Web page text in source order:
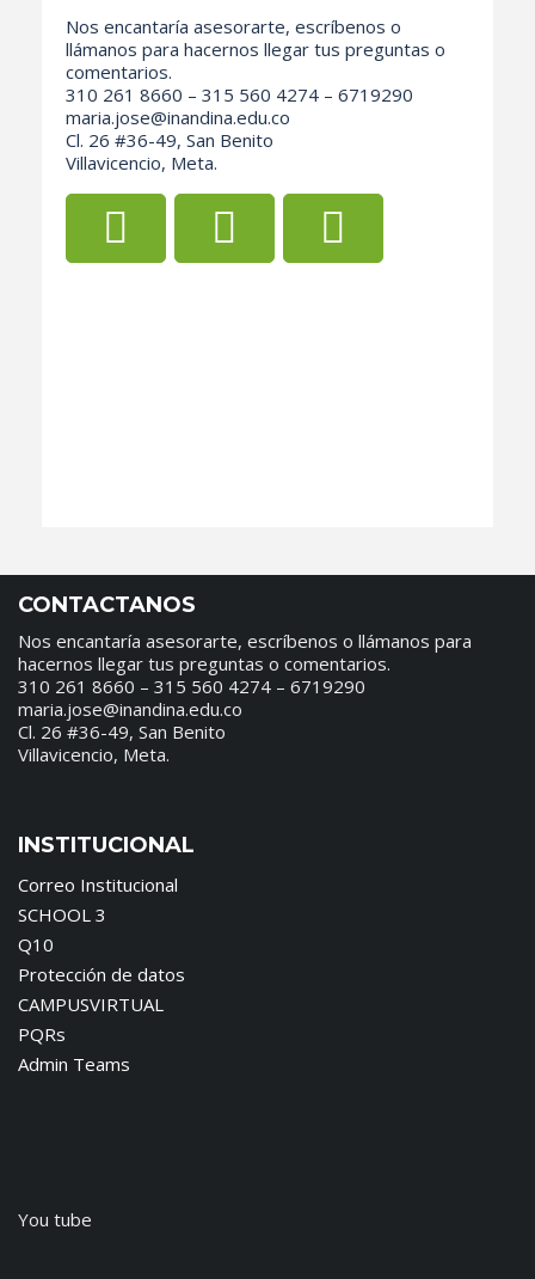
Nos encantaría asesorarte, escríbenos o
llámanos para hacernos llegar tus preguntas o
comentarios.
310 261 8660 – 315 560 4274 – 6719290
maria.jose@inandina.edu.co
Cl. 26 #36-49, San Benito
Villavicencio, Meta.
CONTACTANOS
Nos encantaría asesorarte, escríbenos o llámanos para
hacernos llegar tus preguntas o comentarios.
310 261 8660 – 315 560 4274 – 6719290
maria.jose@inandina.edu.co
Cl. 26 #36-49, San Benito
Villavicencio, Meta.
INSTITUCIONAL
Correo Institucional
SCHOOL 3
Q10
Protección de datos
CAMPUSVIRTUAL
PQRs
Admin Teams
You tube